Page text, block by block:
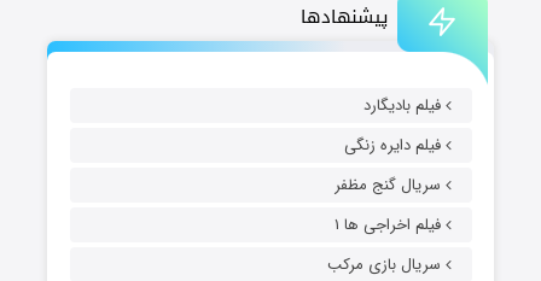
پیشنهادها
فیلم بادیگارد
فیلم دایره زنگی
سریال گنج مظفر
فیلم اخراجی ها ۱
سریال بازی مرکب